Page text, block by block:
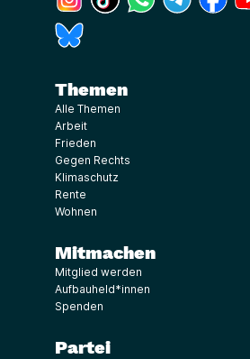
Themen
Alle Themen
Arbeit
Frieden
Gegen Rechts
Klimaschutz
Rente
Wohnen
Mitmachen
Mitglied werden
Aufbauheld*innen
Spenden
Partei